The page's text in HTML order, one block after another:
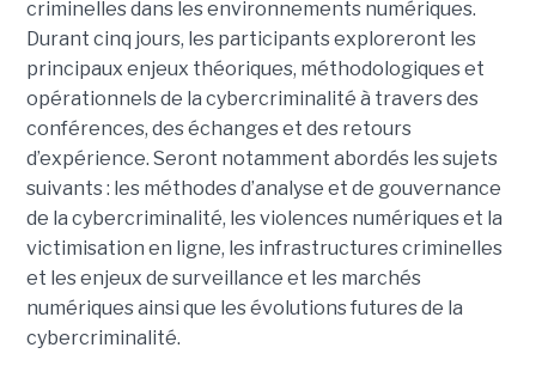
criminelles dans les environnements numériques.
Durant cinq jours, les participants exploreront les
principaux enjeux théoriques, méthodologiques et
opérationnels de la cybercriminalité à travers des
conférences, des échanges et des retours
d’expérience. Seront notamment abordés les sujets
suivants : les méthodes d’analyse et de gouvernance
de la cybercriminalité, les violences numériques et la
victimisation en ligne, les infrastructures criminelles
et les enjeux de surveillance et les marchés
numériques ainsi que les évolutions futures de la
cybercriminalité.